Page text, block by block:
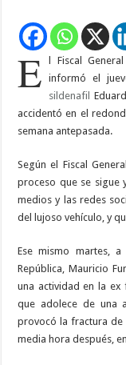
E l Fiscal
informó el
sildenafil
accidentó en el
semana antepasada.
Según el Fiscal
proceso que se sigue
medios y las redes
del lujoso vehículo, y
Ese mismo martes,
República, Mauricio
una actividad en la
que adolece de una
provocó la fractura
media hora después,